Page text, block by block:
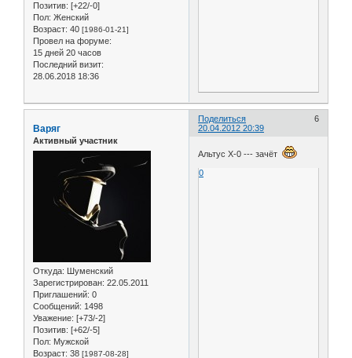
Позитив: [+22/-0]
Пол: Женский
Возраст: 40 [1986-01-21]
Провел на форуме:
15 дней 20 часов
Последний визит:
28.06.2018 18:36
Поделиться
6
20.04.2012 20:39
Варяг
Активный участник
Откуда: Шуменский
Зарегистрирован: 22.05.2011
Приглашений: 0
Сообщений: 1498
Уважение: [+73/-2]
Позитив: [+62/-5]
Пол: Мужской
Возраст: 38 [1987-08-28]
Альтус Х-0 --- зачёт
0